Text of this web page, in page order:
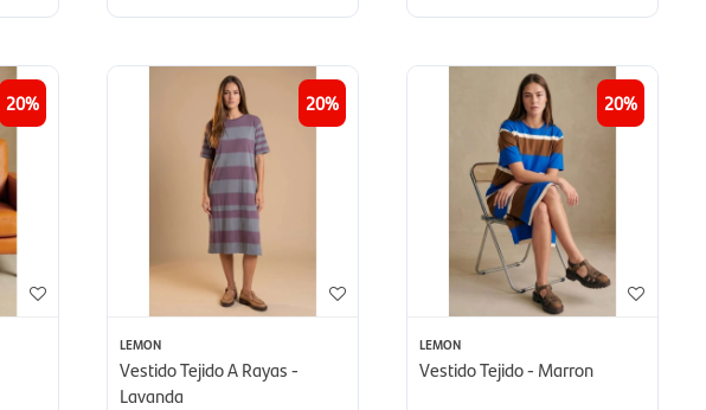
20 20
LEMON
Vestido Tejido A Rayas -
Lavanda
20
LEMON
Vestido Tejido - Marron